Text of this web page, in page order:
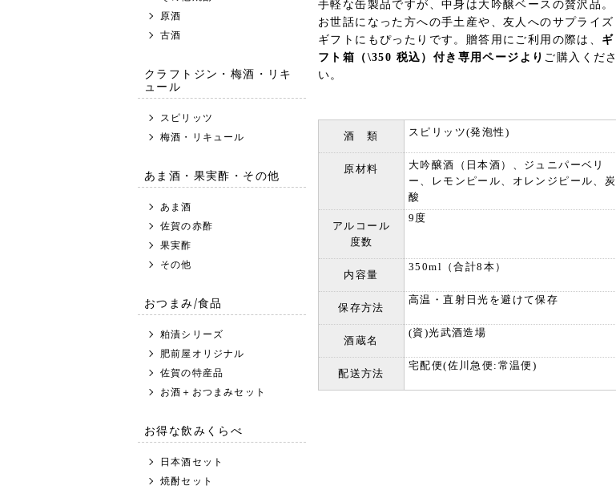
原酒
古酒
クラフトジン・梅酒・リキ
ュール
スピリッツ
梅酒・リキュール
あま酒・果実酢・その他
あま酒
佐賀の赤酢
果実酢
その他
おつまみ/食品
粕漬シリーズ
肥前屋オリジナル
佐賀の特産品
お酒＋おつまみセット
お得な飲みくらべ
日本酒セット
焼酎セット
手軽な缶製品ですが、中身は大吟醸ベースの贅沢品。
お世話になった方への手土産や、友人へのサプライズ
ギフトにもぴったりです。 贈答用にご利用の際は、 ギ
フト箱（\350 税込）付き専用ページより ご購入くださ
い。
酒 類 スピリッツ(発泡性)
原材料
大吟醸酒（日本酒）、ジュニパーベリ
ー、レモンピール、オレンジピール、炭
酸
アルコール
度数
9度
内容量
350ml（合計8本）
保存方法
高温・直射日光を避けて保存
酒蔵名
(資)光武酒造場
配送方法
宅配便(佐川急便:常温便)